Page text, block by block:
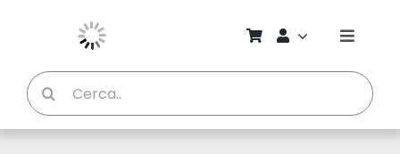
Toggle
Chi
Cerca
per: